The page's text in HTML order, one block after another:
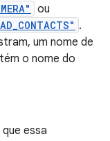
ou
.
um nome de
o nome do
essa